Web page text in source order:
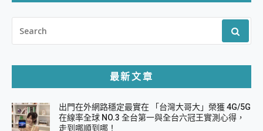
FOR:
最新文章
出門在外網路穩定最實在 「台灣大哥大」榮獲 4G/5G
在線率全球 NO.3 全台第一與全台六冠王實測心得，
走到哪順到哪！